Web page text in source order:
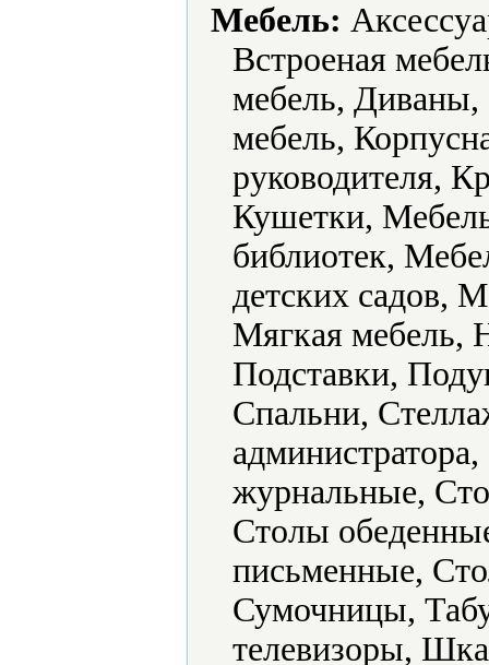
Мебель:
Встроеная
мебель, Диваны,
мебель,
руководителя,
Кушетки,
библиотек,
детских садов,
Мягкая мебель,
Подставки,
Спальни,
журнальные,
Столы
письменные,
Сумочницы,
телевизоры,